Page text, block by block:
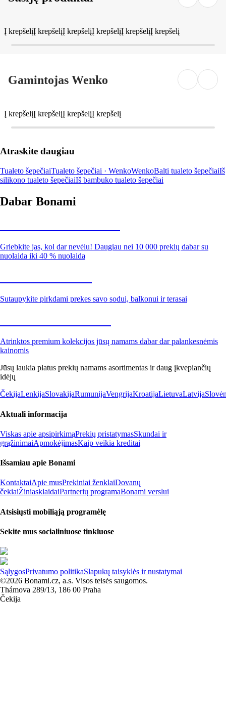
Į krepšelįĮ krepšelįĮ krepšelįĮ krepšelįĮ krepšelįĮ krepšelį
Gamintojas Wenko
Į krepšelįĮ krepšelįĮ krepšelįĮ krepšelį
Atraskite daugiau
Tualeto šepečiaiTualeto šepečiai · WenkoWenkoBalti tualeto šepečiaiIš
silikono tualeto šepečiaiIš bambuko tualeto šepečiai
Dabar Bonami
Griebkite jas, kol dar nevėlu! Daugiau nei 10 000 prekių dabar su
nuolaida iki 40 % nuolaida
Sutaupykite pirkdami prekes savo sodui, balkonui ir terasai
Atrinktos premium kolekcijos jūsų namams dabar dar palankesnėmis
kainomis
Jūsų laukia platus prekių namams asortimentas ir daug įkvepiančių
idėjų
ČekijaLenkijaSlovakijaRumunijaVengrijaKroatijaLietuvaLatvija
Aktuali informacija
Viskas apie apsipirkimąPrekių pristatymasSkundai ir
grąžinimaiApmokėjimasKaip veikia kreditai
Išsamiau apie Bonami
KontaktaiApie musPrekiniai ženklaiDovanų
čekiaiŽiniasklaidaiPartnerių programaBonami verslui
Atsisiųsti mobiliąją programėlę
Sekite mus socialiniuose tinkluose
SąlygosPrivatumo politikaSlapukų taisyklės ir nustatymai
©2026 Bonami.cz, a.s. Visos teisės saugomos.
Thámova 289/13, 186 00 Praha
Čekija